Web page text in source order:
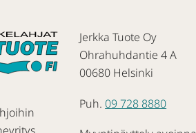
Jerkka Tuote Oy
Ohrahuhdantie 4 A
00680 Helsinki
Puh. 09 728 8880